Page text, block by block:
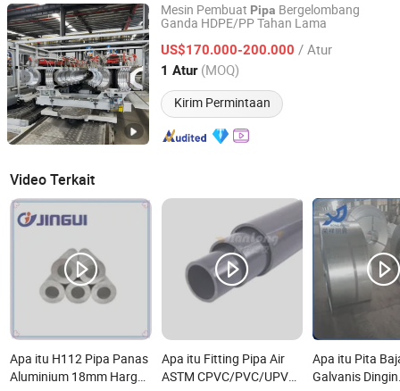
Mesin Pembuat Pipa Bergelombang
Ganda HDPE/PP Tahan Lama
US$170.000-200.000 / Atur
1 Atur (MOQ)
Kirim Permintaan
Qingdao Huashida Machinery Co., Ltd.
Shandong, China Harga mulai 2011
Video Terkait
Apa itu H112 Pipa Panas
Aluminium 18mm Harga
Apa itu Fitting Pipa Air
ASTM CPVC/PVC/UPVC
Apa itu Pita
Galvanis Dingin